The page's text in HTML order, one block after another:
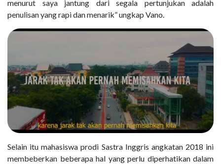
menurut saya jantung dari segala pertunjukan adalah
penulisan yang rapi dan menarik” ungkap Vano.
Selain itu mahasiswa prodi Sastra Inggris angkatan 2018 ini
membeberkan beberapa hal yang perlu diperhatikan dalam